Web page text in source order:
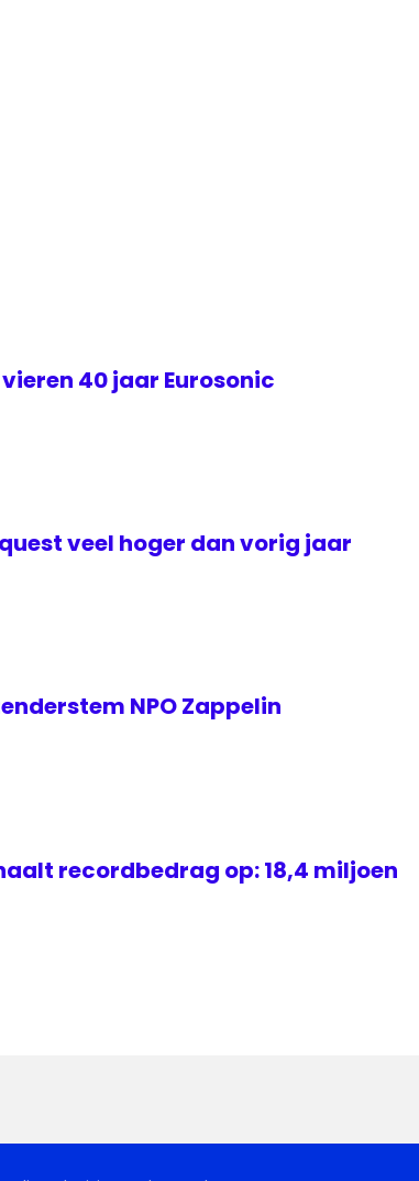
vieren 40 jaar Eurosonic
veel hoger dan vorig jaar
NPO Zappelin
recordbedrag op: 18,4 miljoen